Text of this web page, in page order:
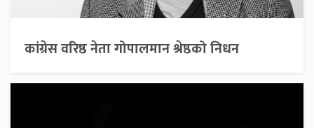
कांग्रेस वरिष्ठ नेता गोपालमान श्रेष्ठको निधन